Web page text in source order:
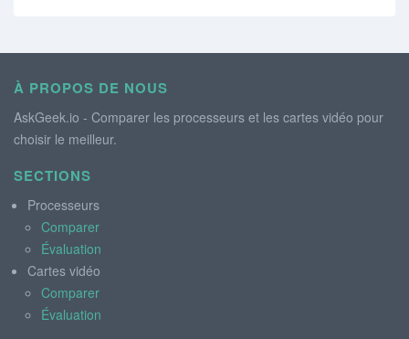
À PROPOS DE NOUS
AskGeek.io - Comparer les processeurs et les cartes vidéo pour
choisir le meilleur.
SECTIONS
Processeurs
Comparer
Évaluation
Cartes vidéo
Comparer
Évaluation